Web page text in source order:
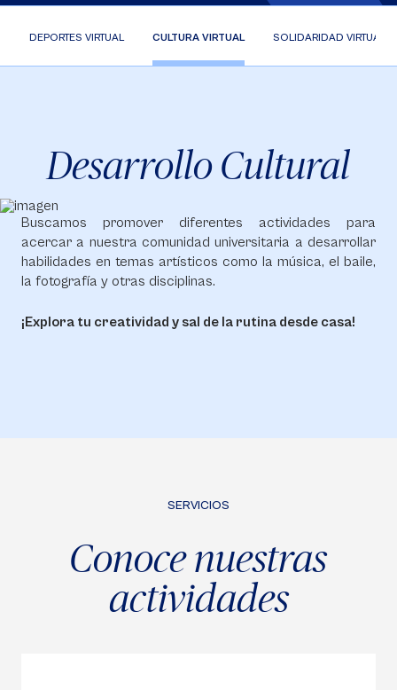
DEPORTES VIRTUAL CULTURA VIRTUAL SOLIDARIDAD VIRTUAL
Desarrollo Cultural
Buscamos promover diferentes actividades para
acercar a nuestra comunidad universitaria a desarrollar
habilidades en temas artísticos como la música, el baile,
la fotografía y otras disciplinas.
¡Explora tu creatividad y sal de la rutina desde casa!
SERVICIOS
Conoce nuestras
actividades